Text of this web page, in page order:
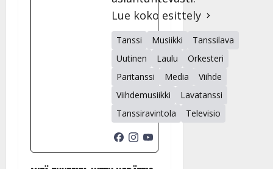
Lue koko esittely
Tanssi Musiikki
Tanssilava
Uutinen
Laulu
Orkesteri
Paritanssi
Media
Viihde
Viihdemusiikki
Lavatanssi
Tanssiravintola
Televisio